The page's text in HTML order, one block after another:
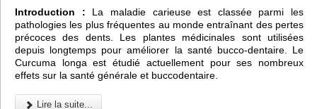
Introduction : La maladie carieuse est classée parmi les
pathologies les plus fréquentes au monde entraînant des pertes
précoces des dents. Les plantes médicinales sont utilisées
depuis longtemps pour améliorer la santé bucco-dentaire. Le
Curcuma longa est étudié actuellement pour ses nombreux
effets sur la santé générale et buccodentaire.
Lire la suite...